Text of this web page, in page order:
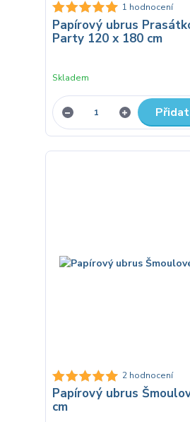
1 hodnocení
Papírový ubrus
Party 120 x 180 cm
Skladem
2 hodnocení
Papírový ubrus
cm